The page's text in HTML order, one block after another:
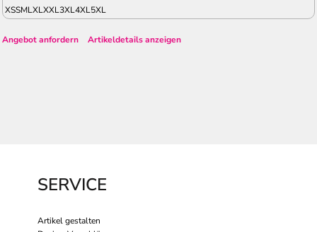
XSSMLXLXXL3XL4XL5XL
Angebot anfordern Artikeldetails anzeigen
SERVICE
Artikel gestalten